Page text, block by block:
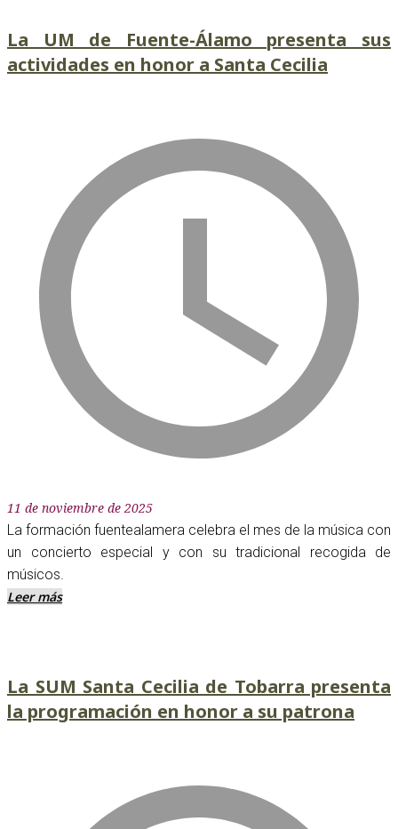
La UM de Fuente-Álamo presenta sus
actividades en honor a Santa Cecilia
11 de noviembre de 2025
La formación fuentealamera celebra el mes de la música con
un concierto especial y con su tradicional recogida de
músicos.
Leer más
La SUM Santa Cecilia de Tobarra presenta
la programación en honor a su patrona